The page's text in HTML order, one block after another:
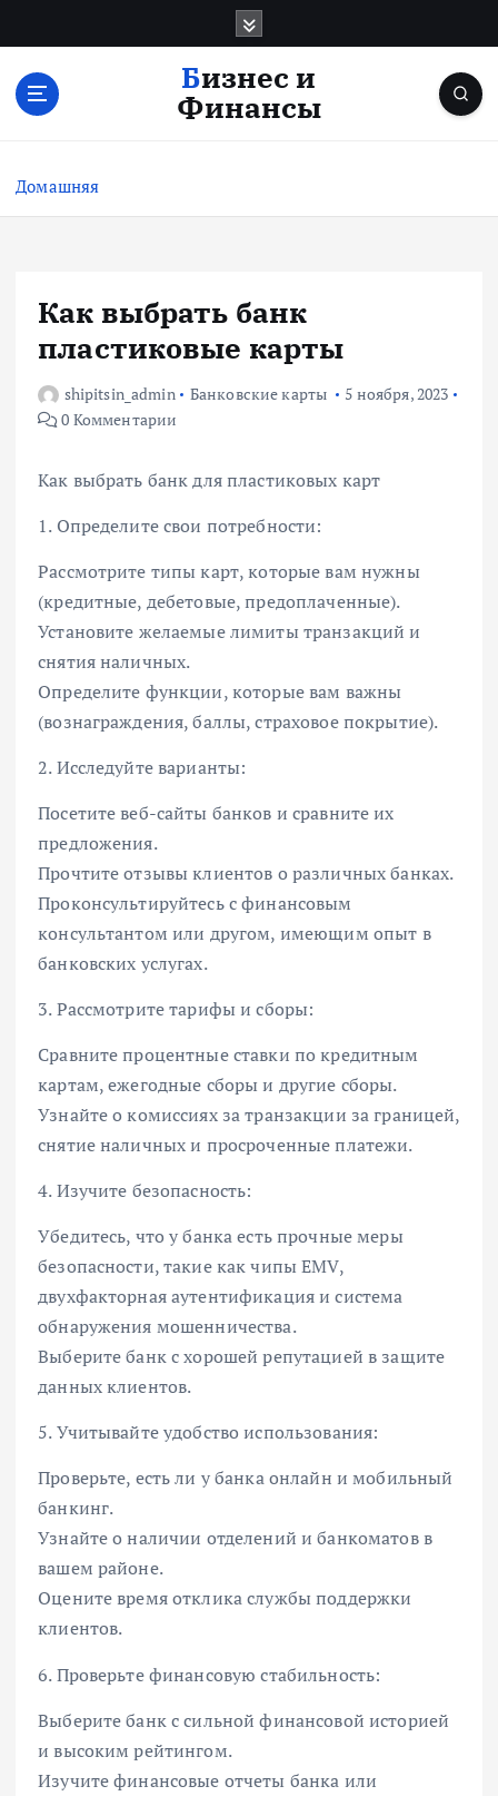
с
Бизнес и
Финансы
Домашняя
Как выбрать банк
пластиковые карты
shipitsin_admin Банковские карты
5 ноября, 2023
0 Комментарии
Как выбрать банк для пластиковых карт
1. Определите свои потребности:
Рассмотрите типы карт, которые вам нужны
(кредитные, дебетовые, предоплаченные).
Установите желаемые лимиты транзакций и
снятия наличных.
Определите функции, которые вам важны
(вознаграждения, баллы, страховое покрытие).
2. Исследуйте варианты:
Посетите веб-сайты банков и сравните их
предложения.
Прочтите отзывы клиентов о различных банках.
Проконсультируйтесь с финансовым
консультантом или другом, имеющим опыт в
банковских услугах.
3. Рассмотрите тарифы и сборы:
Сравните процентные ставки по кредитным
картам, ежегодные сборы и другие сборы.
Узнайте о комиссиях за транзакции за границей,
снятие наличных и просроченные платежи.
4. Изучите безопасность:
Убедитесь, что у банка есть прочные меры
безопасности, такие как чипы EMV,
двухфакторная аутентификация и система
обнаружения мошенничества.
Выберите банк с хорошей репутацией в защите
данных клиентов.
5. Учитывайте удобство использования:
Проверьте, есть ли у банка онлайн и мобильный
банкинг.
Узнайте о наличии отделений и банкоматов в
вашем районе.
Оцените время отклика службы поддержки
клиентов.
6. Проверьте финансовую стабильность:
Выберите банк с сильной финансовой историей
и высоким рейтингом.
Изучите финансовые отчеты банка или